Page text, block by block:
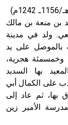
موسى بن يونس بن محمد بن منعة (551 ـ 639هـ/1156ـ 1242م)
بن منعة بن مالك
ولد في مدينة
بالموصل على يد
وخمسمئة هجرية،
بها السديد
على الكمال أبي
بها، ثم عاد إلى
الأمير زين